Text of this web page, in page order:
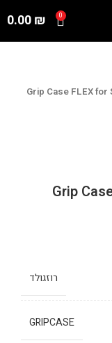
0
0.00₪
Grip Case FLEX
Grip
רוזגולד
GRIPCASE